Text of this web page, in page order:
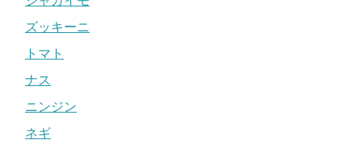
ズッキーニ
トマト
ナス
ニンジン
ネギ